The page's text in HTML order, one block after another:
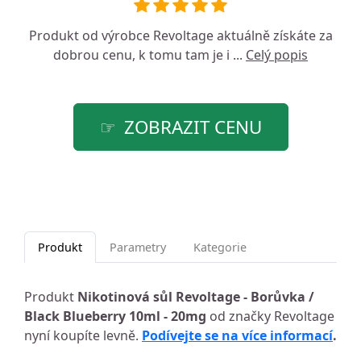
Produkt od výrobce Revoltageaktuálně získáte za
dobrou cenu, k tomu tam je i ... Celý popis
ZOBRAZIT CENU
Produkt Parametry Kategorie
Produkt Nikotinová sůl Revoltage - Borůvka /
Black Blueberry 10ml - 20mg od značky Revoltage
nyní koupíte levně. Podívejte se na více informací.